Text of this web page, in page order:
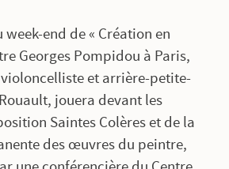
week-end de « Création en
Georges Pompidou à Paris,
et arrière-petite-
jouera devant les
Saintes Colères et de la
des œuvres du peintre,